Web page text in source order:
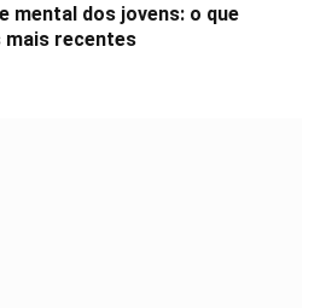
mental dos jovens: o que
recentes